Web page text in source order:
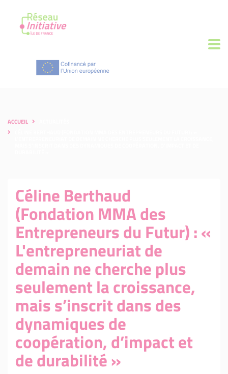
ACCUEIL
Céline Berthaud
(Fondation MMA des
Entrepreneurs du Futur) : «
L'entrepreneuriat de
demain ne cherche plus
seulement la croissance,
mais s’inscrit dans des
dynamiques de
coopération, d’impact et
de durabilité »